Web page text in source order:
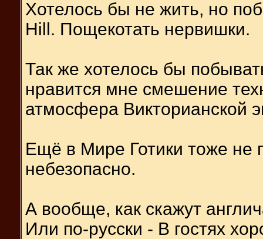
Хотелось бы не жить, но
Hill. Пощекотать нервишки.
Так же хотелось бы
нравится мне смешение
атмосфера Викторианской
Ещё в Мире Готики тоже не
небезопасно.
А вообще, как скажут
Или по-русски - В гостях